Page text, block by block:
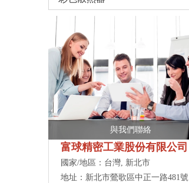
與我們聯絡
富球精密工業股份有限公司
國家/地區：台灣, 新北市
地址：新北市鶯歌區中正一路481號